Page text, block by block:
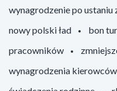
wynagrodzenie po ustaniu
nowy polski ład
bon
pracowników
wynagrodzenia kierowców